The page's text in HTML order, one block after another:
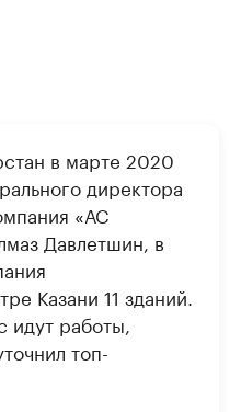
в марте 2020
директора
«АС
Давлетшин, в
Казани 11 зданий.
идут работы,
топ-